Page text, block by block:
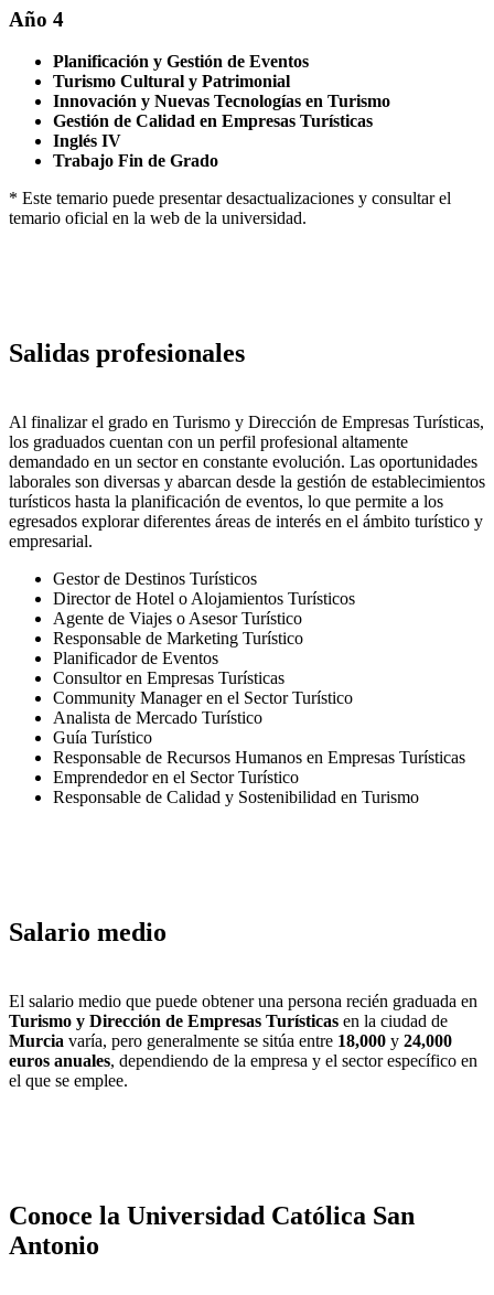
Año 4
Planificación y Gestión de Eventos
Turismo Cultural y Patrimonial
Innovación y Nuevas Tecnologías en Turismo
Gestión de Calidad en Empresas Turísticas
Inglés IV
Trabajo Fin de Grado
* Este temario puede presentar desactualizaciones y consultar el
temario oficial en la web de la universidad.
Salidas profesionales
Al finalizar el grado en Turismo y Dirección de Empresas Turísticas,
los graduados cuentan con un perfil profesional altamente
demandado en un sector en constante evolución. Las oportunidades
laborales son diversas y abarcan desde la gestión de establecimientos
turísticos hasta la planificación de eventos, lo que permite a los
egresados explorar diferentes áreas de interés en el ámbito turístico y
empresarial.
Gestor de Destinos Turísticos
Director de Hotel o Alojamientos Turísticos
Agente de Viajes o Asesor Turístico
Responsable de Marketing Turístico
Planificador de Eventos
Consultor en Empresas Turísticas
Community Manager en el Sector Turístico
Analista de Mercado Turístico
Guía Turístico
Responsable de Recursos Humanos en Empresas Turísticas
Emprendedor en el Sector Turístico
Responsable de Calidad y Sostenibilidad en Turismo
Salario medio
El salario medio que puede obtener una persona recién graduada en
Turismo y Dirección de Empresas Turísticas en la ciudad de
Murcia varía, pero generalmente se sitúa entre 18,000 y 24,000
euros anuales, dependiendo de la empresa y el sector específico en
el que se emplee.
Conoce la Universidad Católica San
Antonio